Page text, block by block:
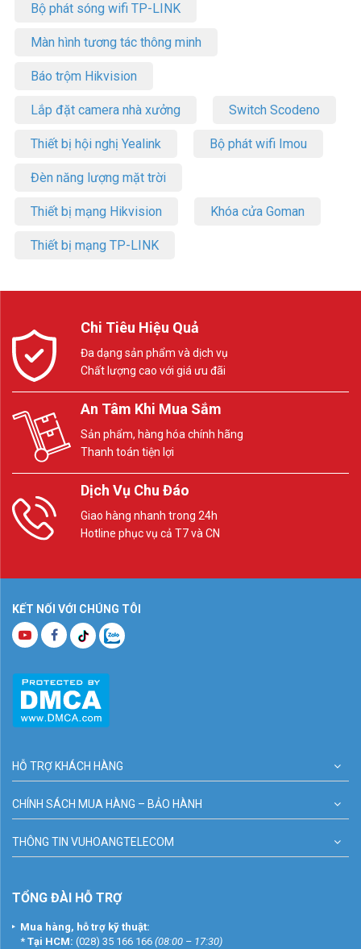
Bộ phát sóng wifi TP-LINK
Màn hình tương tác thông minh
Báo trộm Hikvision
Lắp đặt camera nhà xưởng Switch Scodeno
Thiết bị hội nghị Yealink Bộ phát wifi Imou
Đèn năng lượng mặt trời
Thiết bị mạng Hikvision Khóa cửa Goman
Thiết bị mạng TP-LINK
Chi Tiêu Hiệu Quả
Đa dạng sản phẩm và dịch vụ
Chất lượng cao với giá ưu đãi
An Tâm Khi Mua Sắm
Sản phẩm, hàng hóa chính hãng
Thanh toán tiện lợi
Dịch Vụ Chu Đáo
Giao hàng nhanh trong 24h
Hotline phục vụ cả T7 và CN
KẾT NỐI VỚI CHÚNG TÔI
HỖ TRỢ KHÁCH HÀNG
CHÍNH SÁCH MUA HÀNG – BẢO HÀNH
THÔNG TIN VUHOANGTELECOM
TỔNG ĐÀI HỖ TRỢ
Mua hàng, hỗ trợ kỹ thuật:
* Tại HCM: (028) 35 166 166 (08:00 – 17:30)